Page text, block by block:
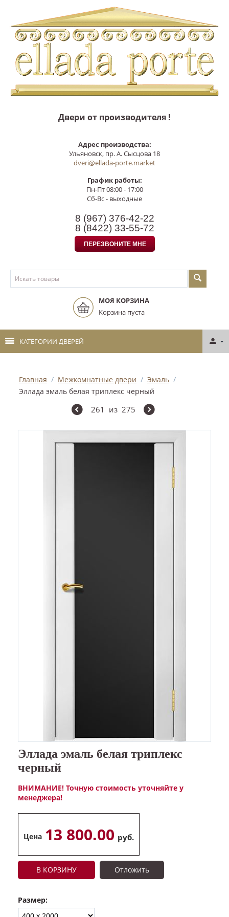
Двери от производителя !
Адрес производства:
Ульяновск, пр. А. Сысцова 18
dveri@ellada-porte.market
График работы:
Пн-Пт 08:00 - 17:00
Сб-Вс - выходные
8 (967) 376-42-22
8 (8422) 33-55-72
ПЕРЕЗВОНИТЕ МНЕ
МОЯ КОРЗИНА
Корзина пуста
КАТЕГОРИИ ДВЕРЕЙ
Главная / Межкомнатные двери / Эмаль /
Эллада эмаль белая триплекс черный
261 из 275
Эллада эмаль белая триплекс
черный
ВНИМАНИЕ! Точную стоимость уточняйте у
менеджера!
Цена 13 800.00 руб.
В КОРЗИНУ Отложить
Размер: